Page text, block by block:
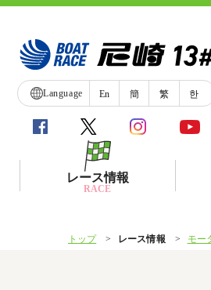
Language En 簡 繁 한
レース情報
RACE
トップ レース情報 モー